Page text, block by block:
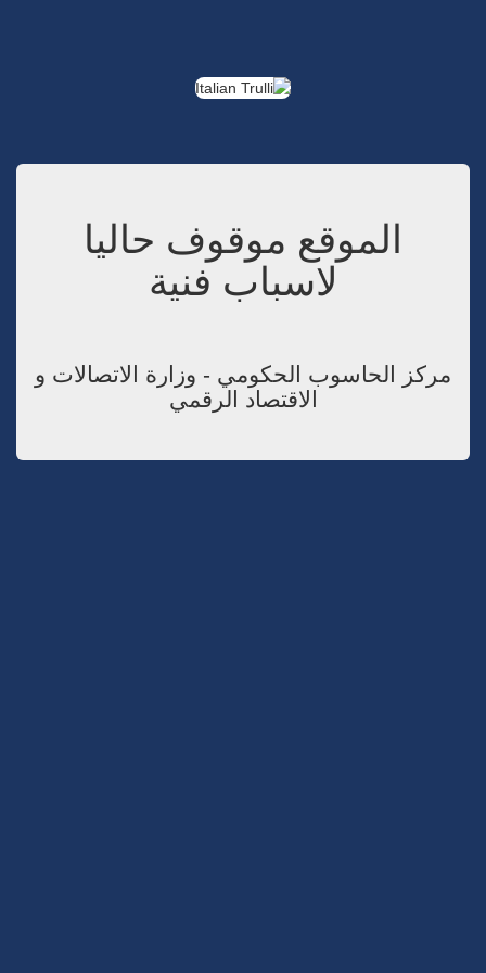
الموقع موقوف حاليا
لاسباب فنية
مركز الحاسوب الحكومي - وزارة الاتصالات و
الاقتصاد الرقمي